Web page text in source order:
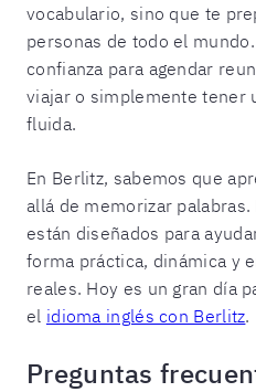
vocabulario, sino que te
personas de todo el
confianza para agendar
viajar o simplemente tener
fluida.
En Berlitz, sabemos que
allá de memorizar
están diseñados para
forma práctica, dinámica y
reales. Hoy es un gran día
el idioma inglés con Berlitz.
Preguntas